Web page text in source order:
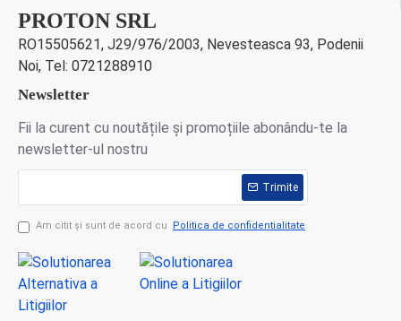
PROTON SRL
RO15505621, J29/976/2003, Nevesteasca 93, Podenii
Noi, Tel: 0721288910
Newsletter
Fii la curent cu noutățile și promoțiile abonându-te la
newsletter-ul nostru
Trimite
Am citit şi sunt de acord cu Politica de confidentialitate